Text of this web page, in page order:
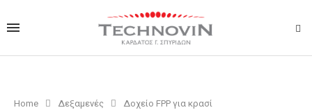
Home Δεξαμενές Δοχείο FPP για κρασί